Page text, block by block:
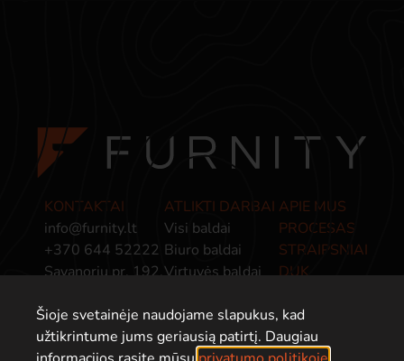
Šioje svetainėje naudojame slapukus, kad
užtikrintume jums geriausią patirtį. Daugiau
KONTAKTAI
info@furnity.lt
+370 644 52222
Savanorių pr. 192,
ATLIKTI DARBAI
Visi baldai
Biuro baldai
Virtuvės baldai
Baldai įmonėms
APIE MUS
PROCESAS
STRAIPSNIAI
DUK
POLITIKA